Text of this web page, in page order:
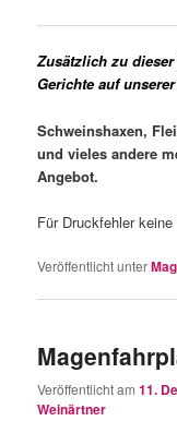
Zusätzlich zu
Gerichte auf
Schweinshaxen,
und vielesandere
Angebot.
Für Druckfehler keine
Veröffentlicht unter
Veröffentlicht am11.
Weinärtner